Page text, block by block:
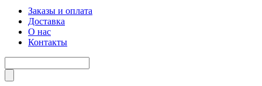
Заказы и оплата
Доставка
О нас
Контакты